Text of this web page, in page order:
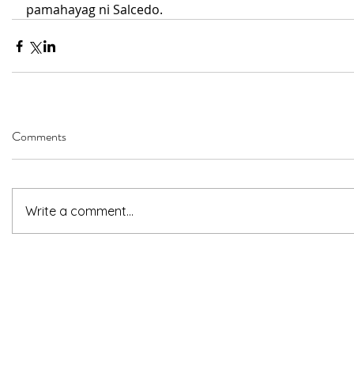
pamahayag ni Salcedo.
Comments
Write a comment...